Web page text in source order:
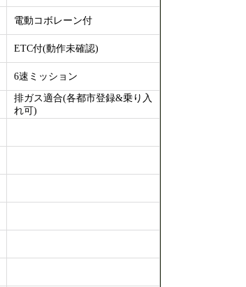
電動コボレーン付
ETC付(動作未確認)
6速ミッション
排ガス適合(各都市登録&乗り入
れ可)